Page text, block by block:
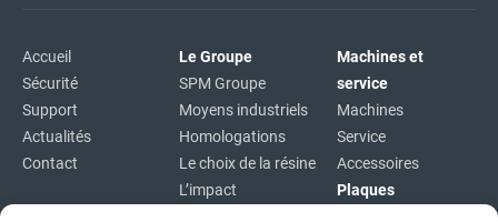
Accueil
Sécurité
Support
Actualités
Contact
Le Groupe
SPM Groupe
Moyens industriels
Homologations
Le choix de la résine
L’impact
Machines et
service
Machines
Service
Accessoires
Plaques